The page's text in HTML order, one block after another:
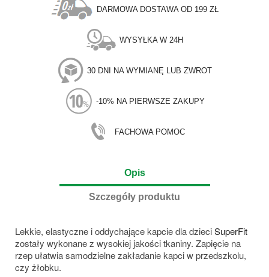
DARMOWA DOSTAWA OD 199 ZŁ
WYSYŁKA W 24H
30 DNI NA WYMIANĘ LUB ZWROT
-10% NA PIERWSZE ZAKUPY
FACHOWA POMOC
Opis
Szczegóły produktu
Lekkie, elastyczne i oddychające kapcie dla dzieciSuperFit
zostały wykonane z wysokiej jakości tkaniny. Zapięcie na
rzep ułatwia samodzielne zakładanie kapci w przedszkolu,
czy żłobku.